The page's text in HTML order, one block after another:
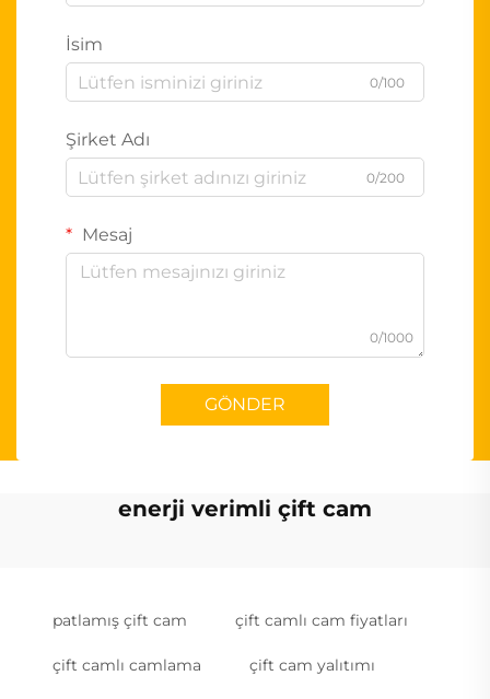
İsim
0/100
Şirket Adı
0/200
Mesaj
0/1000
GÖNDER
enerji verimli çift cam
patlamış çift cam çift camlı cam fiyatları
çift camlı camlama çift cam yalıtımı